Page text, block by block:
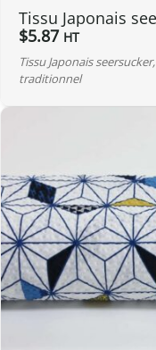
Tissu Japonais
$5.87 HT
Tissu Japonais
traditionnel